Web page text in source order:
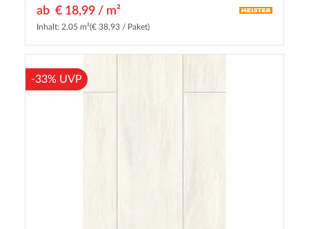
ab € 18,99 / m²
Inhalt: 2.05 m²(€ 38,93 / Paket)
-33% UVP